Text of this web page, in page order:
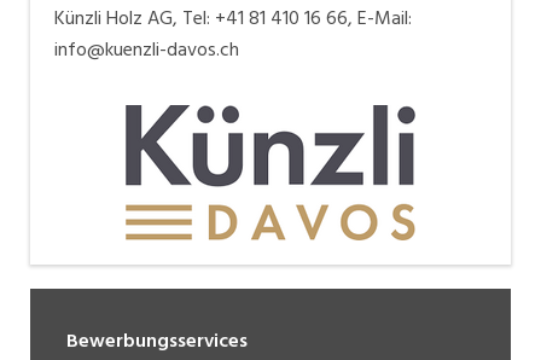
Künzli Holz AG, Tel: +41 81 410 16 66, E-Mail:
info@kuenzli-davos.ch
Bewerbungsservices